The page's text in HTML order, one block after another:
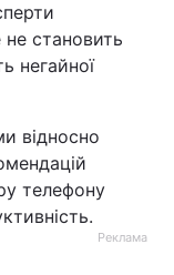
становить
негайної
відносно
телефону
Реклама